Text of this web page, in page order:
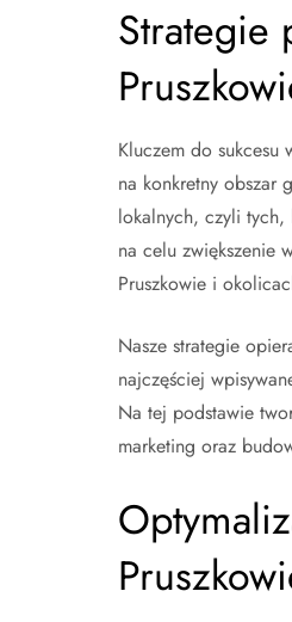
Strategie
Kluczem do sukcesu
na konkretny obszar
lokalnych, czyli tych,
na celu zwiększenie
Pruszkowie i
Nasze strategie
najczęściej
Na tej podstawie
marketing oraz